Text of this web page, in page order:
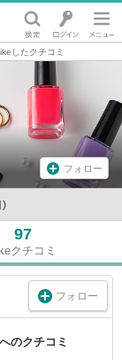
したクチコミ
フォロー
)
97
クチコミ
フォロー
へのクチコミ